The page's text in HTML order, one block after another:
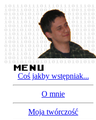
Coś jakby wstępniak...
O mnie
Moja twórczość